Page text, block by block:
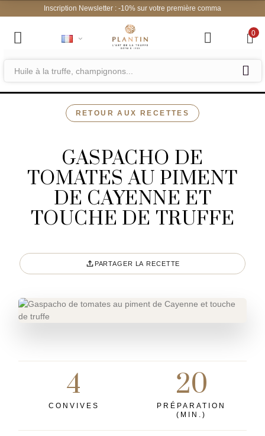
Inscription Newsletter : -10% sur vo
0
RETOUR AUX RECETTES
GASPACHO DE
TOMATES AU PIMENT
DE CAYENNE ET
TOUCHE DE TRUFFE
PARTAGER LA RECETTE
4
CONVIVES
20
PRÉPARATION
(MIN.)